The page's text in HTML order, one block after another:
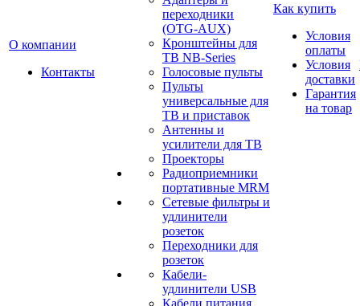
О компании
Контакты
переходники
(OTG-AUX)
Кронштейны для
ТВ NB-Series
Голосовые пульты
Пульты
универсальные для
ТВ и приставок
Антенны и
усилители для ТВ
Проекторы
Радиоприемники
портативные MRM
Сетевые фильтры и
удлинители
розеток
Переходники для
розеток
Кабели-
удлинители USB
Кабели питания
Как купить
Условия
оплаты
Условия
доставки
Гарантия
на товар